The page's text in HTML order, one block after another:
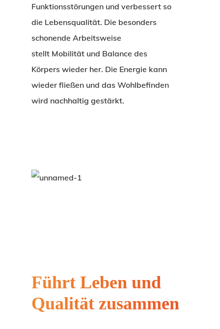
Funktionsstörungen und verbessert so
die Lebensqualität. Die besonders
schonende Arbeitsweise
stellt Mobilität und Balance des
Körpers wieder her. Die Energie kann
wieder fließen und das Wohlbefinden
wird nachhaltig gestärkt.
Führt Leben und
Qualität zusammen